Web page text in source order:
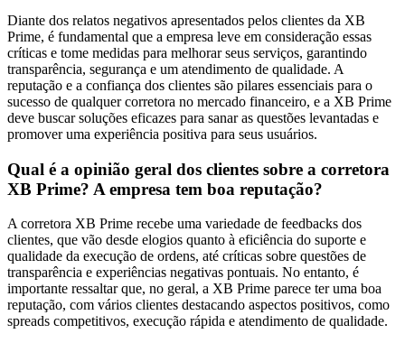
Diante dos relatos negativos apresentados pelos clientes da XB
Prime, é fundamental que a empresa leve em consideração essas
críticas e tome medidas para melhorar seus serviços, garantindo
transparência, segurança e um atendimento de qualidade. A
reputação e a confiança dos clientes são pilares essenciais para o
sucesso de qualquer corretora no mercado financeiro, e a XB Prime
deve buscar soluções eficazes para sanar as questões levantadas e
promover uma experiência positiva para seus usuários.
Qual é a opinião geral dos clientes sobre a corretora
XB Prime? A empresa tem boa reputação?
A corretora XB Prime recebe uma variedade de feedbacks dos
clientes, que vão desde elogios quanto à eficiência do suporte e
qualidade da execução de ordens, até críticas sobre questões de
transparência e experiências negativas pontuais. No entanto, é
importante ressaltar que, no geral, a XB Prime parece ter uma boa
reputação, com vários clientes destacando aspectos positivos, como
spreads competitivos, execução rápida e atendimento de qualidade.